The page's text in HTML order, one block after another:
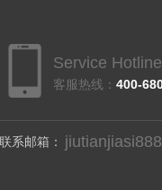
Service Hotline
客服热线： 400-
联系邮箱： jiutianjiasi888